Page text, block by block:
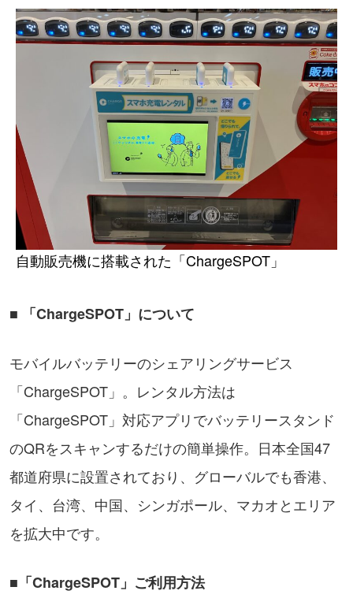
自動販売機に搭載された「ChargeSPOT」
■ 「ChargeSPOT」について
モバイルバッテリーのシェアリングサービス
「ChargeSPOT」。レンタル方法は
「ChargeSPOT」対応アプリでバッテリースタンド
のQRをスキャンするだけの簡単操作。日本全国47
都道府県に設置されており、グローバルでも香港、
タイ、台湾、中国、シンガポール、マカオとエリア
を拡大中です。
■「ChargeSPOT」ご利用方法